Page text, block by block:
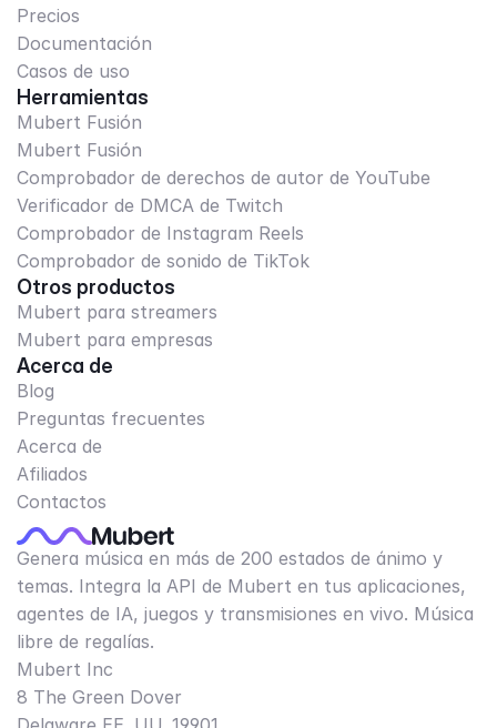
Precios
Documentación
Casos de uso
Herramientas
Mubert Fusión
Mubert Fusión
Comprobador de derechos de autor de YouTube
Verificador de DMCA de Twitch
Comprobador de Instagram Reels
Comprobador de sonido de TikTok
Otros productos
Mubert para streamers
Mubert para empresas
Acerca de
Blog
Preguntas frecuentes
Acerca de
Afiliados
Contactos
Genera música en más de 200 estados de ánimo y
temas. Integra la API de Mubert en tus aplicaciones,
agentes de IA, juegos y transmisiones en vivo. Música
libre de regalías.
Mubert Inc
8 The Green Dover